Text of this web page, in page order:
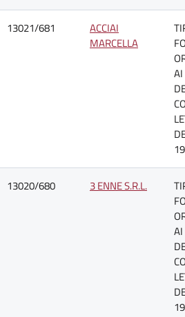
13021/681
ACCIAI
MARCELLA
AI
13020/680 3 ENNE S.R.L.
AI